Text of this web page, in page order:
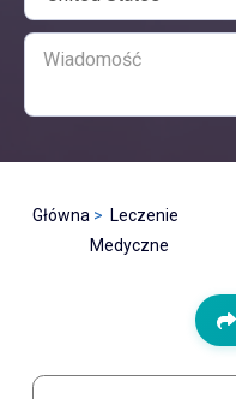
Główna
Leczenie
Medyczne